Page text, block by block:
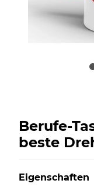
Berufe-
beste
Eigenschaften